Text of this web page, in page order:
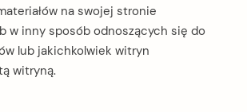
na swojej stronie
w inny sposób odnoszących się do
lub jakichkolwiek witryn
witryną.